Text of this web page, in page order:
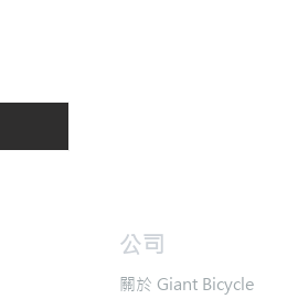
​公司
​關於 Giant Bicycle